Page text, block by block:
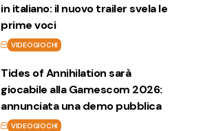
in italiano: il nuovo trailer svela le
prime voci
VIDEOGIOCHI
Tides of Annihilation sarà
giocabile alla Gamescom 2026:
annunciata una demo pubblica
VIDEOGIOCHI